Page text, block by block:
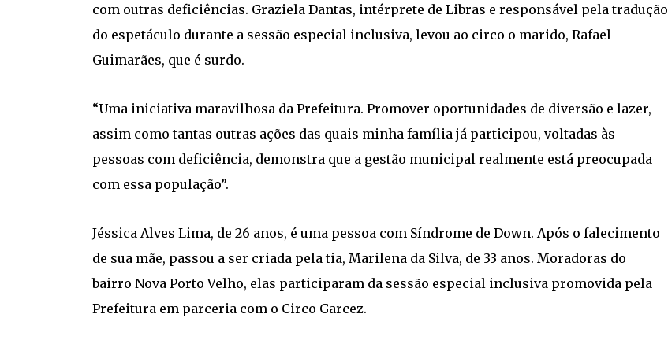
com outras deficiências. Graziela Dantas, intérprete de Libras e responsável pela tradução
do espetáculo durante a sessão especial inclusiva, levou ao circo o marido, Rafael
Guimarães, que é surdo.
“Uma iniciativa maravilhosa da Prefeitura. Promover oportunidades de diversão e lazer,
assim como tantas outras ações das quais minha família já participou, voltadas às
pessoas com deficiência, demonstra que a gestão municipal realmente está preocupada
com essa população”.
Jéssica Alves Lima, de 26 anos, é uma pessoa com Síndrome de Down. Após o falecimento
de sua mãe, passou a ser criada pela tia, Marilena da Silva, de 33 anos. Moradoras do
bairro Nova Porto Velho, elas participaram da sessão especial inclusiva promovida pela
Prefeitura em parceria com o Circo Garcez.